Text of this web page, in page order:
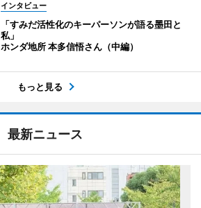
インタビュー
「すみだ活性化のキーパーソンが語る墨田と
私」
ホンダ地所 本多信悟さん（中編）
もっと見る
最新ニュース